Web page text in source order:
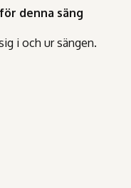
denna säng
i och ur sängen.